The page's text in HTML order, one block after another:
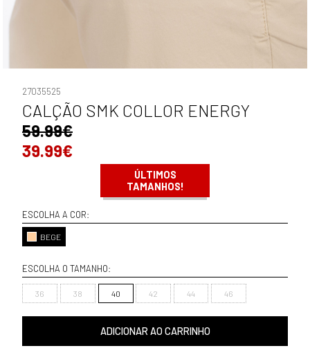
27035525
CALÇÃO SMK COLLOR ENERGY
59.99€
39.99€
ÚLTIMOS
TAMANHOS!
ESCOLHA A COR:
BEGE
ESCOLHA O TAMANHO:
36 38 40 42 44 46
ADICIONAR AO CARRINHO